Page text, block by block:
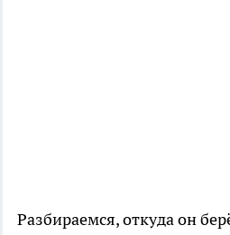
Разбираемся, откуда он